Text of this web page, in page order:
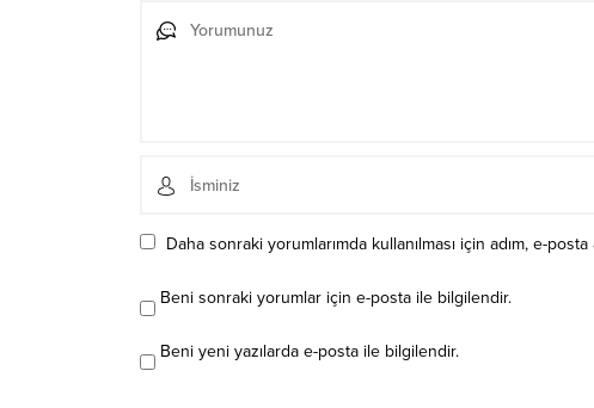
Daha sonraki yorumlarımda kullanılması için adım, e-
Beni sonraki yorumlar için e-posta ile bilgilendir.
Beni yeni yazılarda e-posta ile bilgilendir.